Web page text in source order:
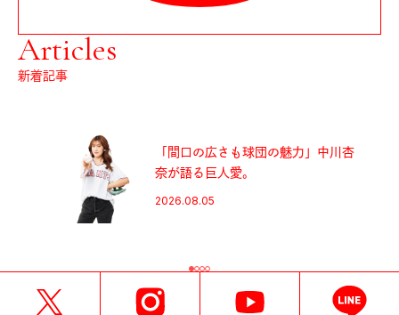
Articles
新着記事
〈FJALLRAVEN〉のメッシュバ
は、ポケットに入る相棒。
2026.08.05